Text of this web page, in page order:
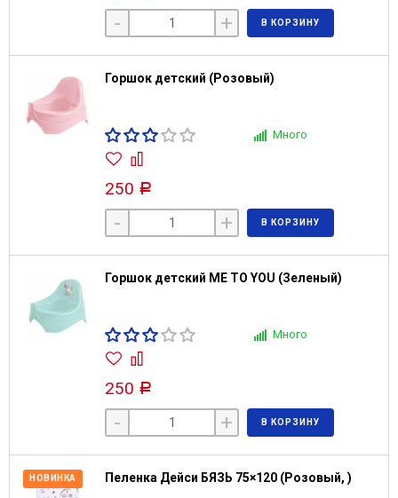
- + В КОРЗИНУ
Горшок детский (Розовый)
Много
250 Р
- + В КОРЗИНУ
Горшок детский ME TO YOU (Зеленый)
Много
250 Р
- + В КОРЗИНУ
НОВИНКА Пеленка Дейси БЯЗЬ 75×120 (Розовый, )